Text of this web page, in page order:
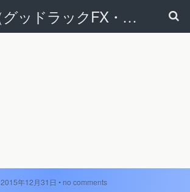
鬼隼（グッドラックFX・改）
2015年12月31日 • no comments